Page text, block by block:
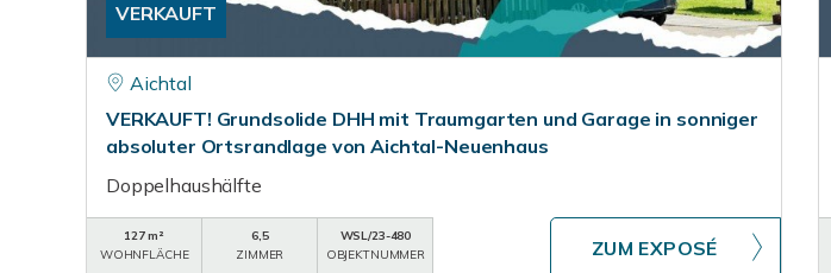
VERKAUFT
Aichtal
VERKAUFT! Grundsolide DHH mit Traumgarten und Garage in sonniger
absoluter Ortsrandlage von Aichtal-Neuenhaus
Doppelhaushälfte
127 m²
WOHNFLÄCHE
6,5
ZIMMER
WSL/23-480
OBJEKTNUMMER
ZUM EXPOSÉ